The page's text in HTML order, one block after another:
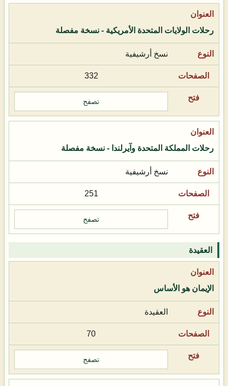
رحلات الولايات المتحدة الأمريكية - نسخة مفصلة
نسخ أرشيفية
332
تصفح
رحلات المملكة المتحدة وآيرلندا - نسخة مفصلة
نسخ أرشيفية
251
تصفح
العقيدة
الإيمان هو الأساس
العقيدة
70
تصفح